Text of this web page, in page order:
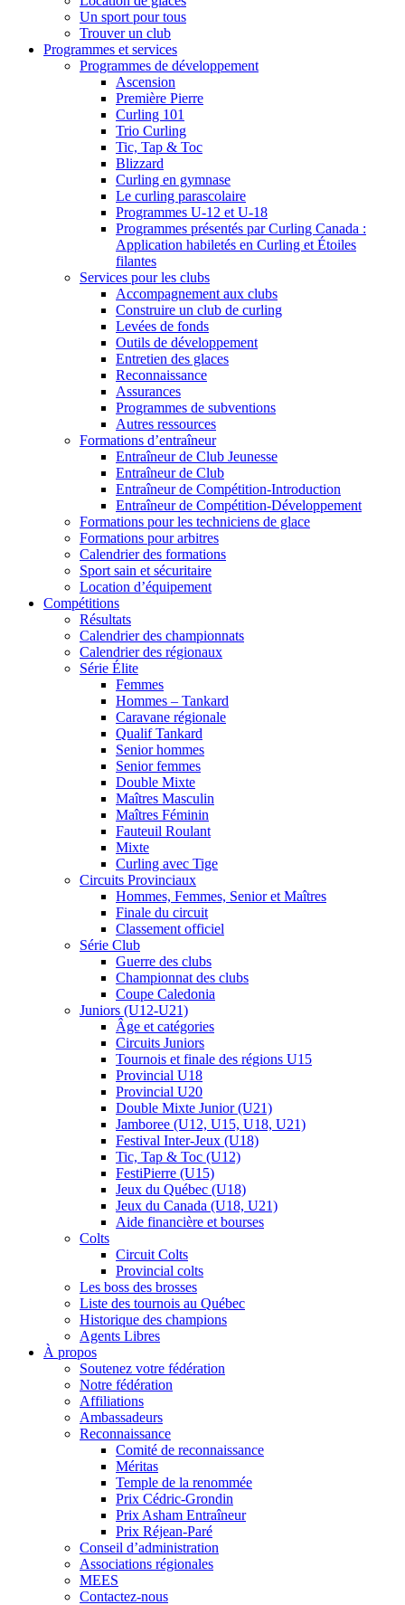
Un sport pour tous
Trouver un club
Programmes et services
Programmes de développement
Ascension
Première Pierre
Curling 101
Trio Curling
Tic, Tap & Toc
Blizzard
Curling en gymnase
Le curling parascolaire
Programmes U-12 et U-18
Programmes présentés par Curling Canada :
Application habiletés en Curling et Étoiles
filantes
Services pour les clubs
Accompagnement aux clubs
Construire un club de curling
Levées de fonds
Outils de développement
Entretien des glaces
Reconnaissance
Assurances
Programmes de subventions
Autres ressources
Formations d’entraîneur
Entraîneur de Club Jeunesse
Entraîneur de Club
Entraîneur de Compétition-Introduction
Entraîneur de Compétition-Développement
Formations pour les techniciens de glace
Formations pour arbitres
Calendrier des formations
Sport sain et sécuritaire
Location d’équipement
Compétitions
Résultats
Calendrier des championnats
Calendrier des régionaux
Série Élite
Femmes
Hommes – Tankard
Caravane régionale
Qualif Tankard
Senior hommes
Senior femmes
Double Mixte
Maîtres Masculin
Maîtres Féminin
Fauteuil Roulant
Mixte
Curling avec Tige
Circuits Provinciaux
Hommes, Femmes, Senior et Maîtres
Finale du circuit
Classement officiel
Série Club
Guerre des clubs
Championnat des clubs
Coupe Caledonia
Juniors (U12-U21)
Âge et catégories
Circuits Juniors
Tournois et finale des régions U15
Provincial U18
Provincial U20
Double Mixte Junior (U21)
Jamboree (U12, U15, U18, U21)
Festival Inter-Jeux (U18)
Tic, Tap & Toc (U12)
FestiPierre (U15)
Jeux du Québec (U18)
Jeux du Canada (U18, U21)
Aide financière et bourses
Colts
Circuit Colts
Provincial colts
Les boss des brosses
Liste des tournois au Québec
Historique des champions
Agents Libres
À propos
Soutenez votre fédération
Notre fédération
Affiliations
Ambassadeurs
Reconnaissance
Comité de reconnaissance
Méritas
Temple de la renommée
Prix Cédric-Grondin
Prix Asham Entraîneur
Prix Réjean-Paré
Conseil d’administration
Associations régionales
MEES
Contactez-nous